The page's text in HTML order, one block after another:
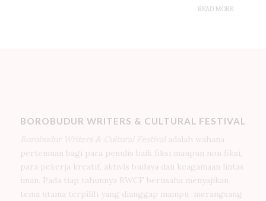
READ MORE
BOROBUDUR WRITERS & CULTURAL FESTIVAL
adalah wahana
pertemuan bagi para penulis baik fiksi maupun non fiksi,
para pekerja kreatif, aktivis budaya dan keagamaan lintas
iman. Pada tiap tahunnya BWCF berusaha menyajikan
tema utama terpilih yang dianggap mampu merangsang